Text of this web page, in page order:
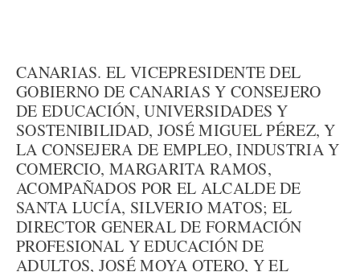
CANARIAS. EL VICEPRESIDENTE DEL
GOBIERNO DE CANARIAS Y CONSEJERO
DE EDUCACIÓN, UNIVERSIDADES Y
SOSTENIBILIDAD, JOSÉ MIGUEL PÉREZ, Y
LA CONSEJERA DE EMPLEO, INDUSTRIA Y
COMERCIO, MARGARITA RAMOS,
ACOMPAÑADOS POR EL ALCALDE DE
SANTA LUCÍA, SILVERIO MATOS; EL
DIRECTOR GENERAL DE FORMACIÓN
PROFESIONAL Y EDUCACIÓN DE
ADULTOS, JOSÉ MOYA OTERO, Y EL